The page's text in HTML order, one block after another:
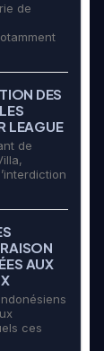
de
DES
LEAGUE
de
AUX
ces